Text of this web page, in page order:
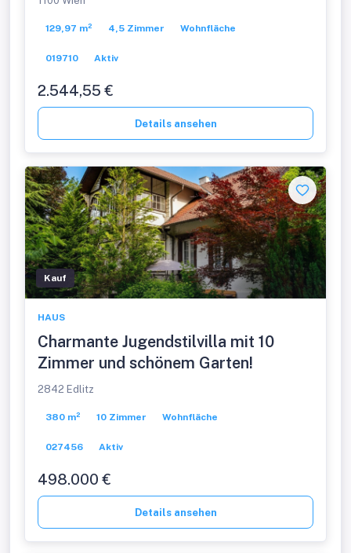
BLICK + EXTRA BALKON
129,97 m² 4,5 Zimmer Wohnfläche
019710 Aktiv
2.544,55 €
Details ansehen
Kauf
HAUS
Charmante Jugendstilvilla mit 10
Zimmer und schönem Garten!
2842 Edlitz
380 m² 10 Zimmer Wohnfläche
027456 Aktiv
498.000 €
Details ansehen